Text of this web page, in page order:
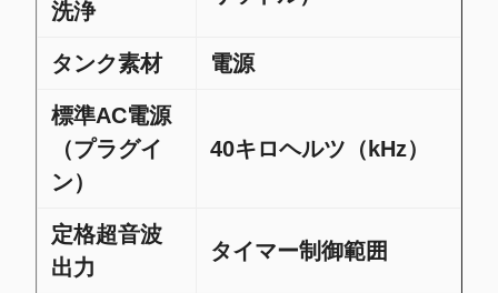
洗浄
タンク素材 電源
標準AC電源
（プラグイ
ン）
40キロヘルツ（kHz）
定格超音波
出力
タイマー制御範囲